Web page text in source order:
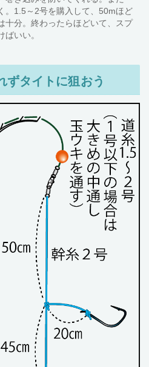
。1.5～2号を購入して、50mほど
十分。終わったらほどいて、スプ
いい。
ずタイトに狙おう